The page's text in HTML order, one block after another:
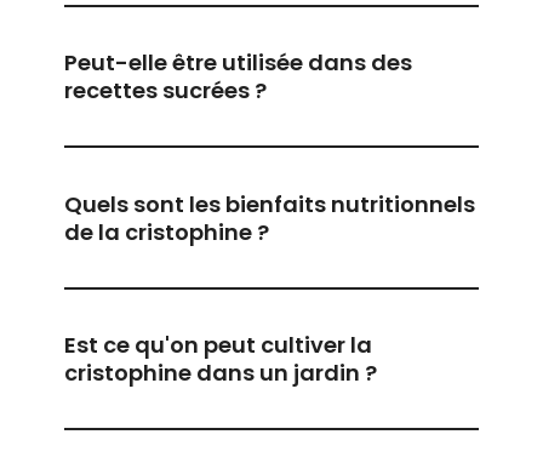
Peut-elle être utilisée dans des
recettes sucrées ?
Quels sont les bienfaits nutritionnels
de la cristophine ?
Est ce qu'on peut cultiver la
cristophine dans un jardin ?